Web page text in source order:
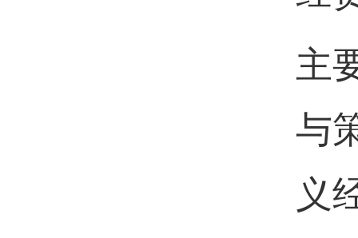
主
与
义